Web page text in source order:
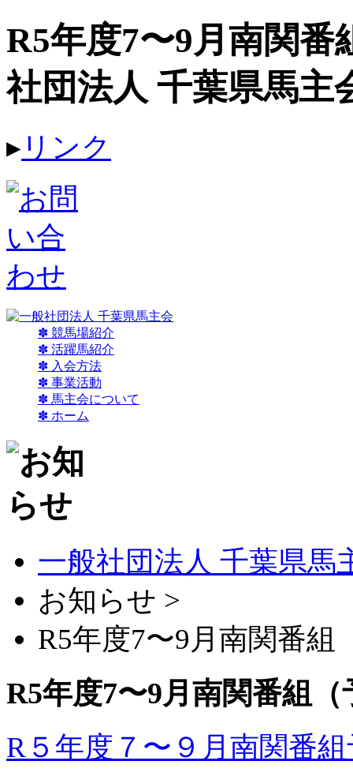
R5年度7〜9月南関番
社団法人 千葉県馬主
▸リンク
✽ 競馬場紹介
✽ 活躍馬紹介
✽ 入会方法
✽ 事業活動
✽ 馬主会について
✽ ホーム
一般社団法人 千葉県馬
お知らせ >
R5年度7〜9月南関番組
R5年度7〜9月南関番組（
R５年度７〜９月南関番